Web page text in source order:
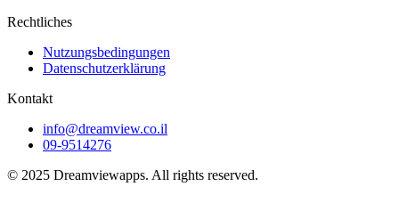
Rechtliches
Nutzungsbedingungen
Datenschutzerklärung
Kontakt
info@dreamview.co.il
09-9514276
© 2025 Dreamviewapps. All rights reserved.